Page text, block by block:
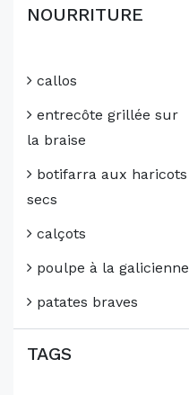
NOURRITURE
callos
entrecôte grillée sur
la braise
botifarra aux haricots
secs
calçots
poulpe à la galicienne
patates braves
TAGS